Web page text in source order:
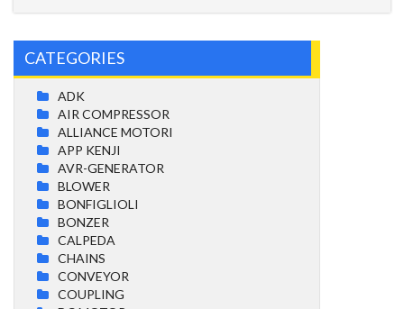
CATEGORIES
ADK
AIR COMPRESSOR
ALLIANCE MOTORI
APP KENJI
AVR-GENERATOR
BLOWER
BONFIGLIOLI
BONZER
CALPEDA
CHAINS
CONVEYOR
COUPLING